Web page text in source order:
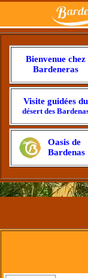
Bienvenue chez
Bardeneras
Visite guidées du
désert des
Oasis de
Bardenas